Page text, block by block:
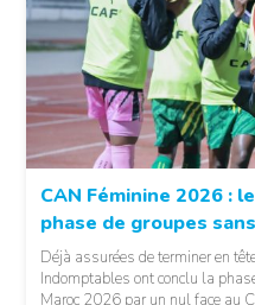
CAN Féminine 2026 :
phase de groupes
Déjà assurées de terminer en
Indomptables ont conclu la
Maroc 2026 par un nul face au